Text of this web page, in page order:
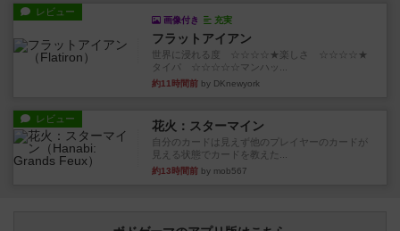
レビュー
画像付き 充実
フラットアイアン
世界に浸れる度 ☆☆☆☆★楽しさ ☆☆☆☆★
タイパ ☆☆☆☆☆マンハッ...
約11時間前 by DKnewyork
レビュー 花火：スターマイン
自分のカードは見えず他のプレイヤーのカードが
見える状態でカードを教えた...
約13時間前 by mob567